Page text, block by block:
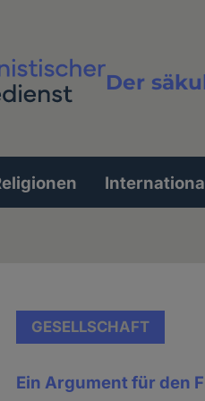
Der
GESELLSCHAFT
Ein Argument für den